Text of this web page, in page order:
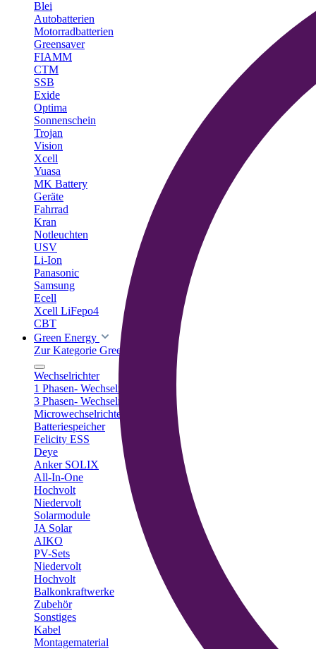
Blei
Autobatterien
Motorradbatterien
Greensaver
FIAMM
CTM
SSB
Exide
Optima
Sonnenschein
Trojan
Vision
Xcell
Yuasa
MK Battery
Geräte
Fahrrad
Kran
Notleuchten
USV
Li-Ion
Panasonic
Samsung
Ecell
Xcell LiFepo4
CBT
Green Energy
Zur Kategorie Green Energy
Wechselrichter
1 Phasen- Wechselrichter
3 Phasen- Wechselrichter
Microwechselrichter
Batteriespeicher
Felicity ESS
Deye
Anker SOLIX
All-In-One
Hochvolt
Niedervolt
Solarmodule
JA Solar
AIKO
PV-Sets
Niedervolt
Hochvolt
Balkonkraftwerke
Zubehör
Sonstiges
Kabel
Montagematerial